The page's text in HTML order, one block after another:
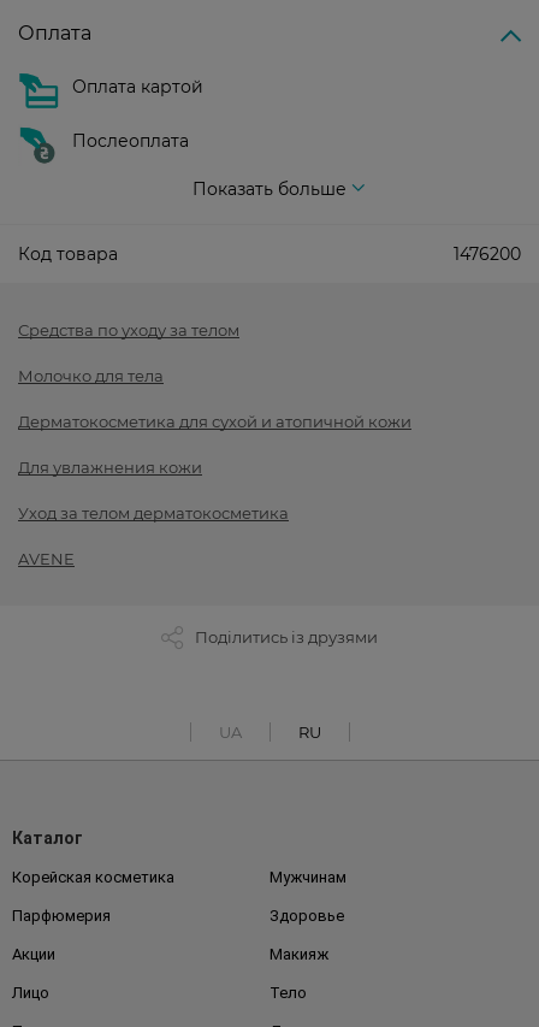
Оплата
Оплата картой
Послеоплата
Показать больше
Код товара 1476200
Средства по уходу за телом
Молочко для тела
Дерматокосметика для сухой и атопичной кожи
Для увлажнения кожи
Уход за телом дерматокосметика
AVENE
Поділитись із друзями
UA RU
Каталог
Корейская косметика Мужчинам
Парфюмерия Здоровье
Акции Макияж
Лицо Тело